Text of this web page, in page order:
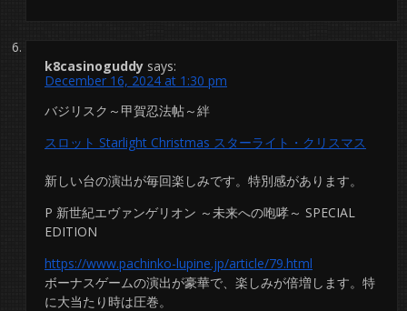
k8casinoguddy says:
December 16, 2024 at 1:30 pm
バジリスク～甲賀忍法帖～絆
スロット Starlight Christmas スターライト・クリスマス
新しい台の演出が毎回楽しみです。特別感があります。
P 新世紀エヴァンゲリオン ～未来への咆哮～ SPECIAL
EDITION
https://www.pachinko-lupine.jp/article/79.html
ボーナスゲームの演出が豪華で、楽しみが倍増します。特
に大当たり時は圧巻。